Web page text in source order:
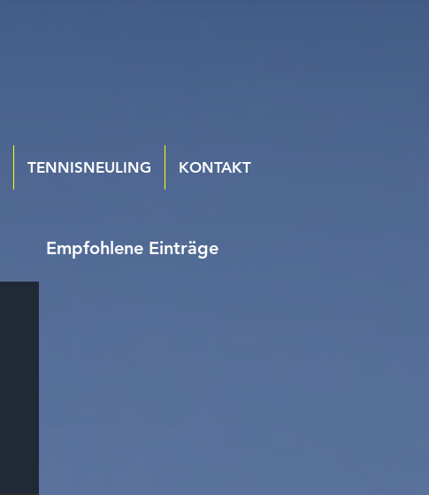
Empfohlene Einträge
TENNISNEULING KONTAKT